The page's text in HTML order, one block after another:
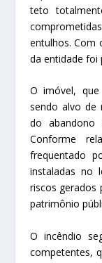
teto
entulhos. Com
da entidade foi
O imóvel,
sendo alvo de
do abandono
Conforme
frequentado
instaladas no
riscos gerados
patrimônio
O incêndio
competentes,